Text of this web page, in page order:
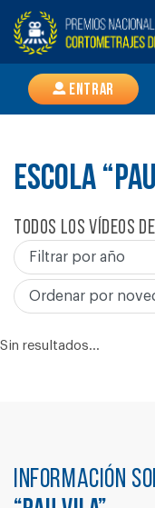
Entrar
ESCOLA
Todos los vídeos
Sin resultados...
Información